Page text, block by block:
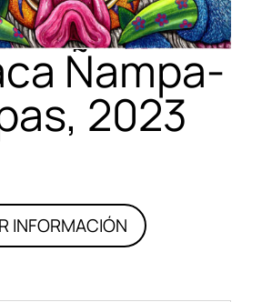
Ñampa-
2023
INFORMACIÓN